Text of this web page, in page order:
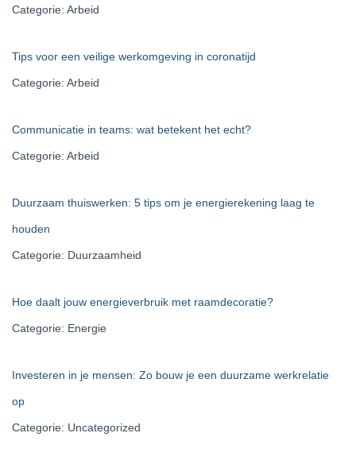
Categorie: Arbeid
Tips voor een veilige werkomgeving in coronatijd
Categorie: Arbeid
Communicatie in teams: wat betekent het echt?
Categorie: Arbeid
Duurzaam thuiswerken: 5 tips om je energierekening laag te
houden
Categorie: Duurzaamheid
Hoe daalt jouw energieverbruik met raamdecoratie?
Categorie: Energie
Investeren in je mensen: Zo bouw je een duurzame werkrelatie
op
Categorie: Uncategorized